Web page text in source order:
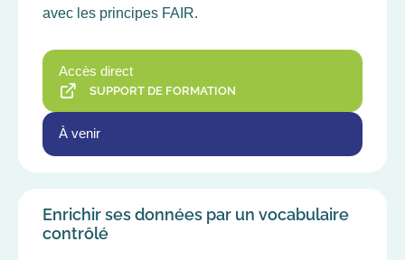
avec les principes FAIR.
Accès direct
SUPPORT DE FORMATION
À venir
Enrichir ses données par un vocabulaire
contrôlé